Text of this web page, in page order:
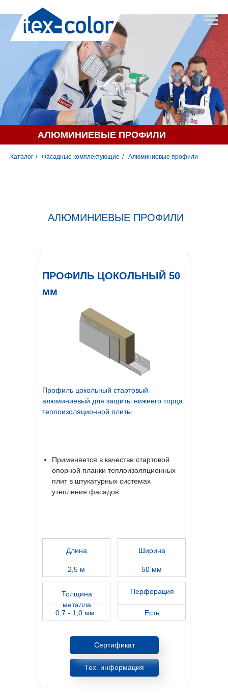
GENESIS
АЛЮМИНИЕВЫЕ ПРОФИЛИ
БОНУСЫ, ДОСТУП
К ПРОФЕССИОНАЛЬНЫМ
Каталог / Фасадные комплектующие / Алюминиевые профили
АЛЮМИНИЕВЫЕ ПРОФИЛИ
ПРОФИЛЬ ЦОКОЛЬНЫЙ 50
мм
Профиль цокольный стартовый
алюминиевый для защиты нижнего торца
теплоизоляционной плиты
Применяется в качестве стартовой
опорной планки теплоизоляционных
плит в штукатурных системах
утепления фасадов
Тех. информация
Сертификат
Длина
2,5 м
Ширина
50 мм
Толщина
металла
0,7 - 1,0 мм
Перфорация
Есть